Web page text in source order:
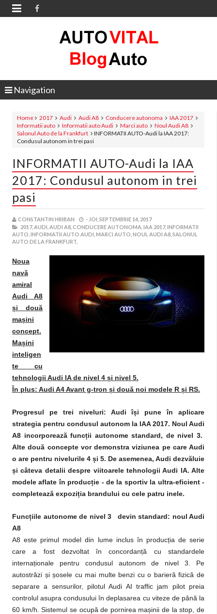

Navigation
Home 2017 Audi Audi A8 Conducere autonoma
IAA 2017
Informatii auto
Informatii auto Audi Marci auto
Noul Audi A8
Salonul Auto de la Frankfurt
INFORMATII AUTO-Audi la IAA 2017:
Condusul autonom in trei pasi
INFORMATII AUTO-Audi la IAA
2017: Condusul autonom in trei
pasi
CONSTANTIN HRIBAN - JOI, SEPTEMBRIE 14, 2017
2017, AUDI, AUDI A8, CONDUCERE AUTONOMA, IAA 2017, INFORMATII
AUTO, INFORMATII AUTO AUDI, MARCI AUTO, NOUL AUDI A8, SALONUL
AUTO DE LA FRANKFURT,
Noua
navă
amiral
Audi A8
și două
mașini
concept.
Mașini
inteligen
te cu
tehnologii Audi IA de nivel 4 și nivel 5.
În plus: Audi A4 Avant g-tron și două noi modele R și RS.
Progresul pe trei niveluri: Audi își pune în aplicare
strategia pentru condusul autonom la IAA 2017. Noul Audi
A8 incorporează funcții autonome standard, de nivel 3.
Alte două concepte vor demonstra viziunea pe care Audi
o are pentru nivelurile 4 și 5. De asemenea, Audi dezvăluie
și câteva detalii despre viitoarele tehnologii Audi IA. Alte
modele aflate în producție - de la sportiv la ultra-eficient -
completează expoziția brandului cu cele patru inele.
Funcțiile autonome de nivel 3
devin standard: noul Audi
A8
A8 este primul model din lume inclus în producția de serie
care a fost dezvoltat în concordanță cu standardele
internaționale pentru condusul autonom de nivel 3. Pe
autostrăzi și șosele cu mai multe benzi cu o barieră fizică de
separare a sensurilor, pilotul Audi AI traffic jam pilot preia
controlul asupra condusului în deplasarea cu viteze de până la
60 km/h. Sistemul se ocupă de pornirea mașinii de la stop, de